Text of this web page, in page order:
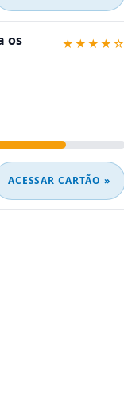
os
★★★★☆
ACESSAR CARTÃO »